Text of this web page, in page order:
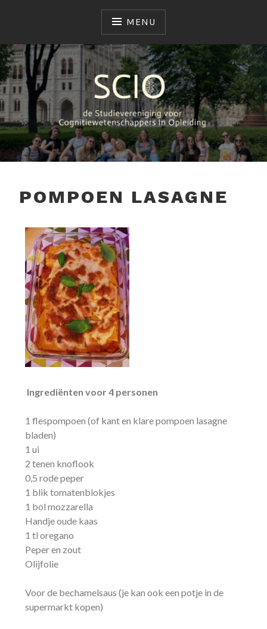
MENU
SCIO
POMPOEN LASAGNE
Ingrediënten voor 4 personen
1 flespompoen (of kant en klare pompoen lasagne
bladen)
1 ui
2 tenen knoflook
0,5 rode peper
1 blik tomatenblokjes
1 bol mozzarella
Handje oude kaas
1 tl oregano
Peper en zout
Olijfolie
Voor de bechamelsaus (je kan ook een potje in de
supermarkt kopen)